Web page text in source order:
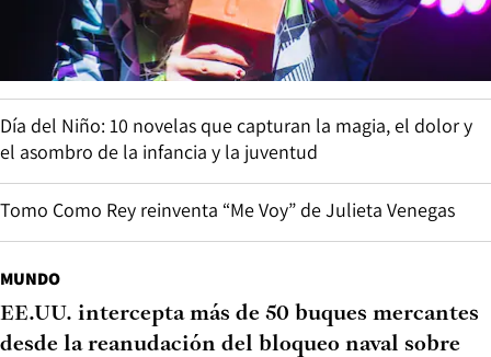
Día del Niño: 10 novelas que capturan la magia, el dolor y
el asombro de la infancia y la juventud
Tomo Como Rey reinventa “Me Voy” de Julieta Venegas
MUNDO
EE.UU. intercepta más de 50 buques mercantes
desde la reanudación del bloqueo naval sobre